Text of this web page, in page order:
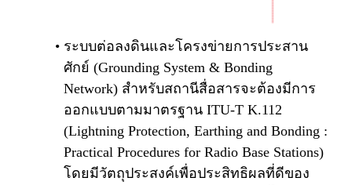
ระบบต่อลงดินและโครงข่ายการประสาน
ศักย์ (Grounding System & Bonding
Network) สำหรับสถานีสื่อสารจะต้องมีการ
ออกแบบตามมาตรฐาน ITU-T K.112
(Lightning Protection, Earthing and Bonding :
Practical Procedures for Radio Base Stations)
โดยมีวัตถุประสงค์เพื่อประสิทธิผลที่ดีของ